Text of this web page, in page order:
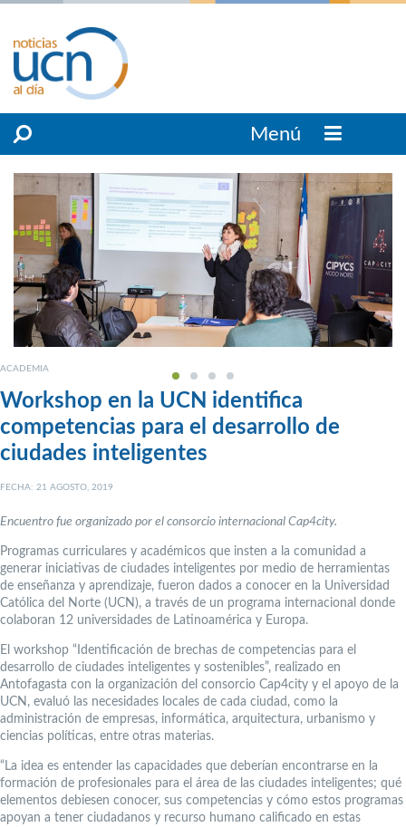
Menú
ACADEMIA
Workshop en la UCN identifica
competencias para el desarrollo de
ciudades inteligentes
FECHA: 21 AGOSTO, 2019
Encuentro fue organizado por el consorcio internacional Cap4city.
Programas curriculares y académicos que insten a la comunidad a
generar iniciativas de ciudades inteligentes por medio de herramientas
de enseñanza y aprendizaje, fueron dados a conocer en la Universidad
Católica del Norte (UCN), a través de un programa internacional donde
colaboran 12 universidades de Latinoamérica y Europa.
El workshop “Identificación de brechas de competencias para el
desarrollo de ciudades inteligentes y sostenibles”, realizado en
Antofagasta con la organización del consorcio Cap4city y el apoyo de la
UCN, evaluó las necesidades locales de cada ciudad, como la
administración de empresas, informática, arquitectura, urbanismo y
ciencias políticas, entre otras materias.
“La idea es entender las capacidades que deberían encontrarse en la
formación de profesionales para el área de las ciudades inteligentes; qué
elementos debiesen conocer, sus competencias y cómo estos programas
apoyan a tener ciudadanos y recurso humano calificado en estas